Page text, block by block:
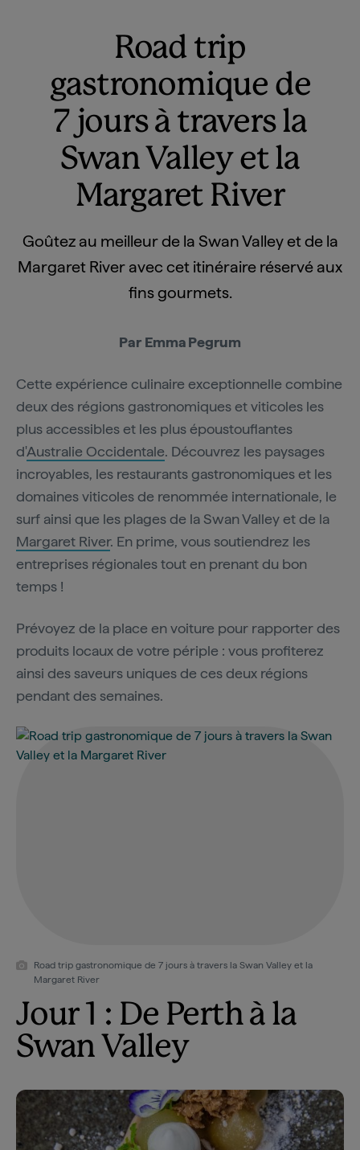
Road trip
gastronomique de
7 jours à travers la
Swan Valley et la
Margaret River
Goûtez au meilleur de la Swan Valley et de la
Margaret River avec cet itinéraire réservé aux
fins gourmets.
Par Emma Pegrum
Cette expérience culinaire exceptionnelle combine
deux des régions gastronomiques et viticoles les
plus accessibles et les plus époustouflantes
d'Australie Occidentale. Découvrez les paysages
incroyables, les restaurants gastronomiques et les
domaines viticoles de renommée internationale, le
surf ainsi que les plages de la Swan Valley et de la
Margaret River. En prime, vous soutiendrez les
entreprises régionales tout en prenant du bon
temps !
Prévoyez de la place en voiture pour rapporter des
produits locaux de votre périple : vous profiterez
ainsi des saveurs uniques de ces deux régions
pendant des semaines.
Road trip gastronomique de 7 jours à travers la Swan Valley et la
Margaret River
Jour 1 : De Perth à la
Swan Valley